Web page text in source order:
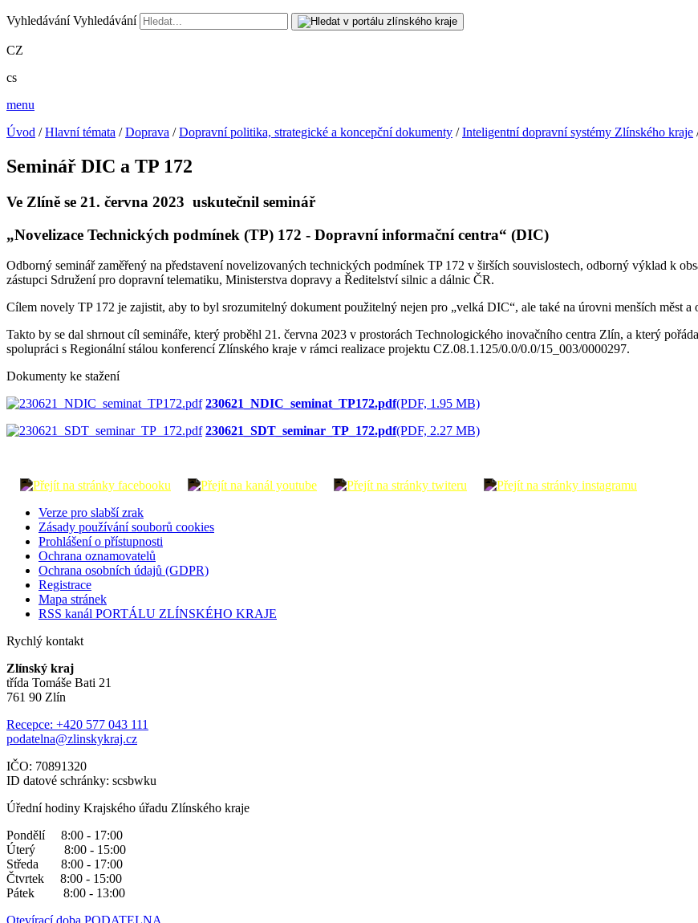
Vyhledávání Vyhledávání
CZ
cs
menu
Úvod /Hlavní témata /Doprava /Dopravní politika, strategické a koncepční dokumenty /Inteligentní dopravní systémy Zlínského kraje
Seminář DIC a TP 172
Ve Zlíně se 21. června 2023 uskutečnil seminář
„Novelizace Technických podmínek (TP) 172 - Dopravní informační centra“ (DIC)
Odborný seminář zaměřený na představení novelizovaných technických podmínek TP 172 v širších souvislostech, odborný výklad k
zástupci Sdružení pro dopravní telematiku, Ministerstva dopravy a Ředitelství silnic a dálnic ČR.
Cílem novely TP 172 je zajistit, aby to byl srozumitelný dokument použitelný nejen pro „velká DIC“, ale také na úrovni menších měst a
Takto by se dal shrnout cíl semináře, který proběhl 21. června 2023 v prostorách Technologického inovačního centra Zlín, a který
spolupráci s Regionální stálou konferencí Zlínského kraje v rámci realizace projektu CZ.08.1.125/0.0/0.0/15_003/0000297.
Dokumenty ke stažení
230621_NDIC_seminat_TP172.pdf(PDF, 1.95 MB)
230621_SDT_seminar_TP_172.pdf(PDF, 2.27 MB)
Verze pro slabší zrak
Zásady používání souborů cookies
Prohlášení o přístupnosti
Ochrana oznamovatelů
Ochrana osobních údajů (GDPR)
Registrace
Mapa stránek
RSS kanál PORTÁLU ZLÍNSKÉHO KRAJE
Rychlý kontakt
Zlínský kraj
třída Tomáše Bati 21
761 90 Zlín
Recepce: +420 577 043 111
podatelna@zlinskykraj.cz
IČO: 70891320
ID datové schránky: scsbwku
Úřední hodiny Krajského úřadu Zlínského kraje
Pondělí 8:00 - 17:00
Úterý 8:00 - 15:00
Středa 8:00 - 17:00
Čtvrtek 8:00 - 15:00
Pátek 8:00 - 13:00